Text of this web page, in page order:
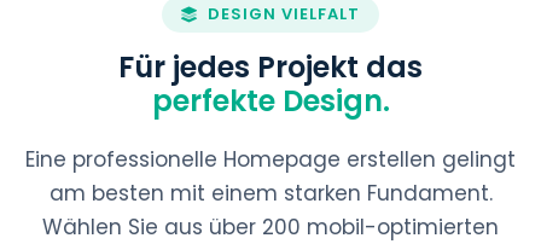
DESIGN VIELFALT
Für jedes Projekt das
perfekte Design.
Eine professionelle Homepage erstellen gelingt
am besten mit einem starken Fundament.
Wählen Sie aus über 200 mobil-optimierten